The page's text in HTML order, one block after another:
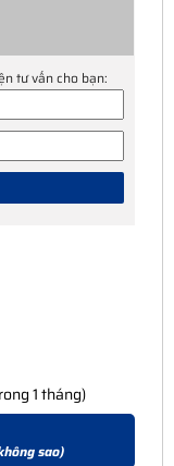
tư vấn cho bạn:
1 tháng)
sao)